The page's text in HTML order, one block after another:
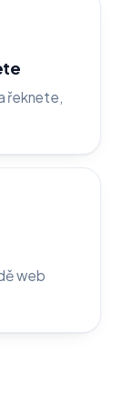
řeknete,
web